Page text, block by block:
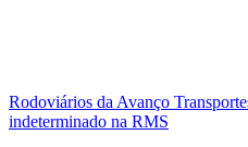
Rodoviários da Avanço
indeterminado na RMS